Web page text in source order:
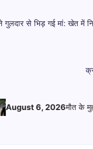
गुलदार से भिड़ गई मां: खेत में
में फँसे थे 12 गाय-बैल,